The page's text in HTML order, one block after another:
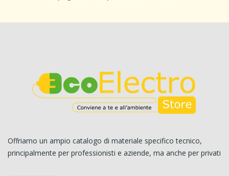
Offriamo un ampio catalogo di materiale specifico tecnico,
principalmente per professionisti e aziende, ma anche per privati